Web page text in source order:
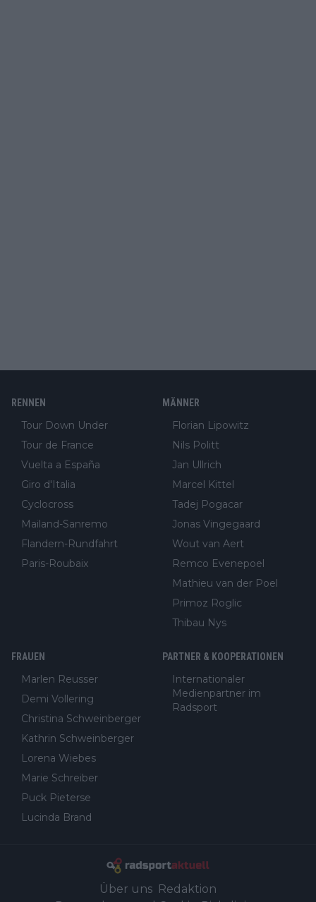
RENNEN
Tour Down Under
Tour de France
Vuelta a España
Giro d'Italia
Cyclocross
Mailand-Sanremo
Flandern-Rundfahrt
Paris-Roubaix
MÄNNER
Florian Lipowitz
Nils Politt
Jan Ullrich
Marcel Kittel
Tadej Pogacar
Jonas Vingegaard
Wout van Aert
Remco Evenepoel
Mathieu van der Poel
Primoz Roglic
Thibau Nys
FRAUEN
Marlen Reusser
Demi Vollering
Christina Schweinberger
Kathrin Schweinberger
Lorena Wiebes
Marie Schreiber
Puck Pieterse
Lucinda Brand
PARTNER & KOOPERATIONEN
Internationaler
Medienpartner im
Radsport
Über uns Redaktion